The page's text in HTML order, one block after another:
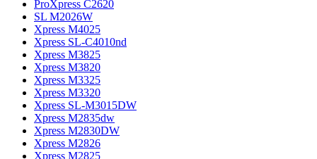
ProXpress C2620
SL M2026W
Xpress M4025
Xpress SL-C4010nd
Xpress M3825
Xpress M3820
Xpress M3325
Xpress M3320
Xpress SL-M3015DW
Xpress M2835dw
Xpress M2830DW
Xpress M2826
Xpress M2825